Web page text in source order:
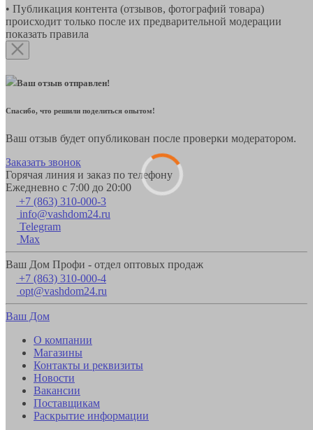
• Публикация контента (отзывов, фотографий товара)
происходит только после их предварительной модерации
показать правила
Ваш отзыв отправлен!
Спасибо, что решили поделиться опытом!
Ваш отзыв будет опубликован после проверки модератором.
Заказать звонок
Горячая линия и заказ по телефону
Ежедневно с 7:00 до 20:00
+7 (863) 310-000-3
info@vashdom24.ru
Telegram
Max
Ваш Дом Профи - отдел оптовых продаж
+7 (863) 310-000-4
opt@vashdom24.ru
Ваш Дом
О компании
Магазины
Контакты и реквизиты
Новости
Вакансии
Поставщикам
Раскрытие информации